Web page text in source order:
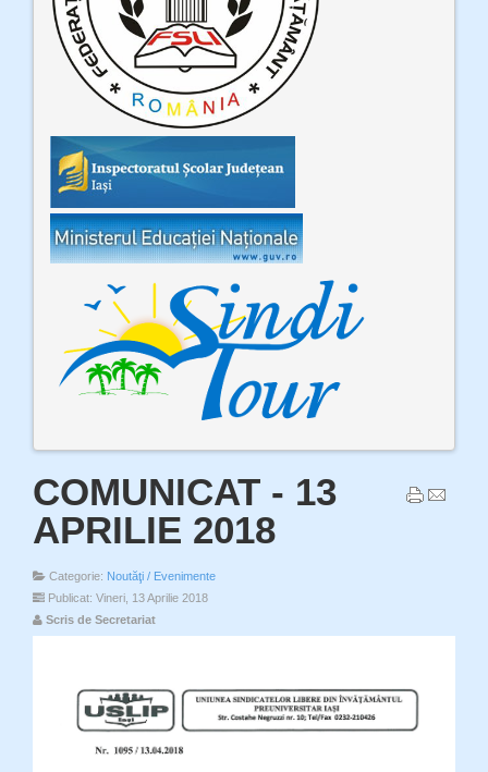
COMUNICAT - 13
APRILIE 2018
Categorie: Noutăţi / Evenimente
Publicat: Vineri, 13 Aprilie 2018
Scris de Secretariat